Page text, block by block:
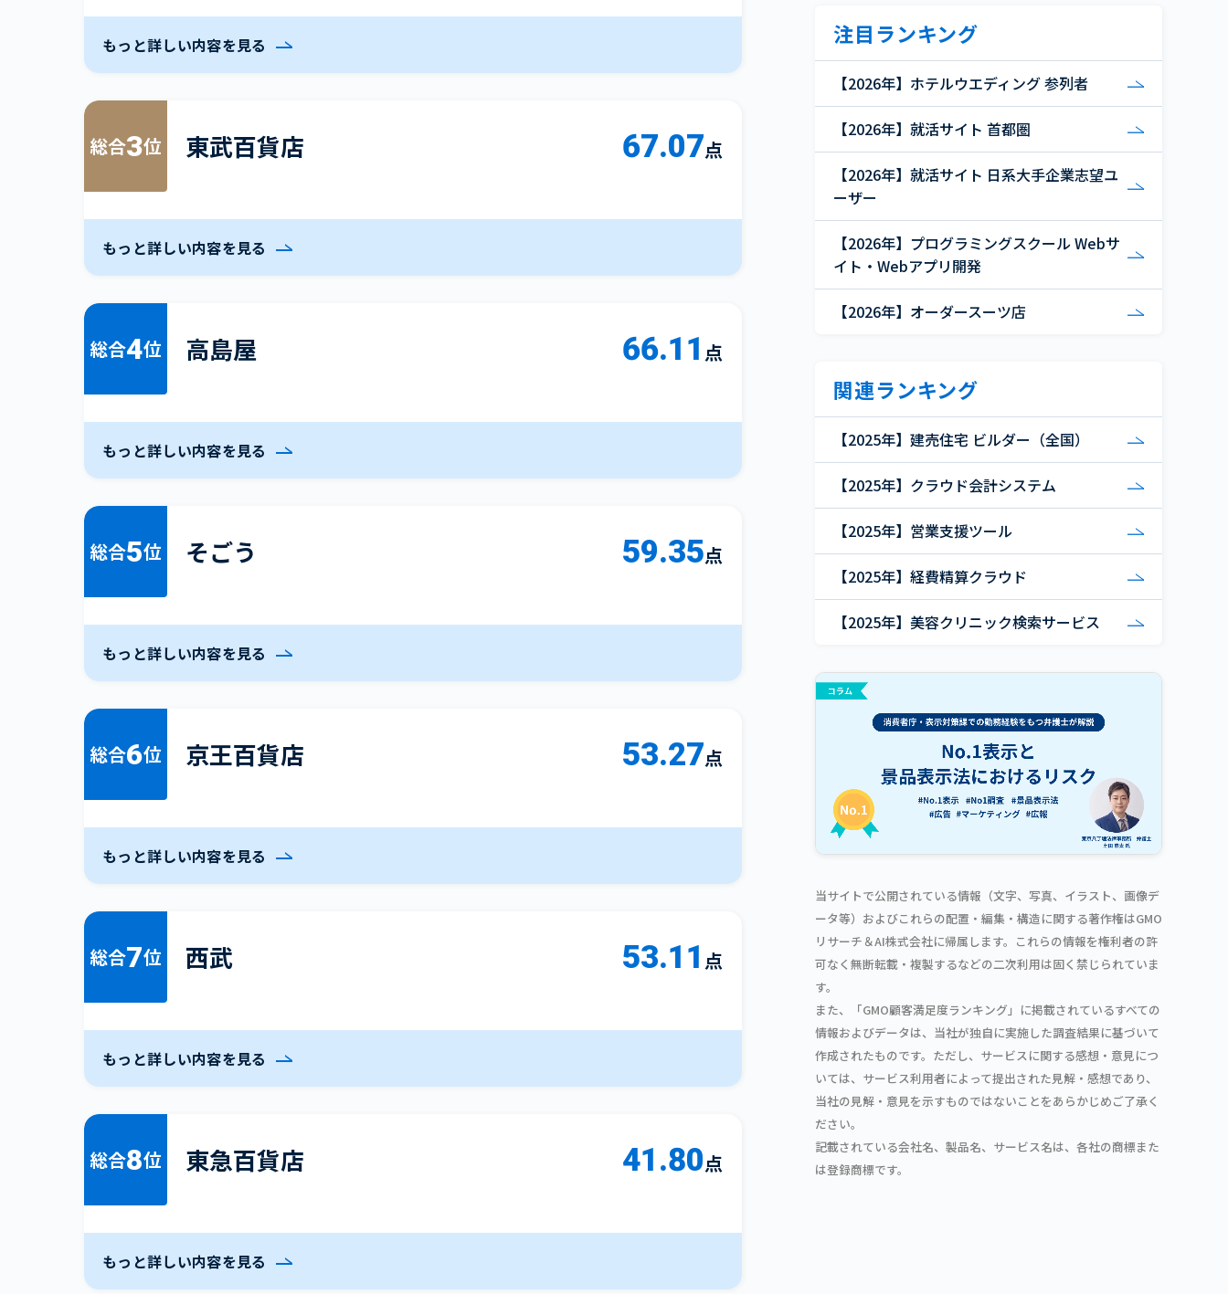
もっと詳しい内容を見る
総合3位 東武百貨店 67.07点
もっと詳しい内容を見る
総合4位 高島屋 66.11 点
もっと詳しい内容を見る
総合5位 そごう 59.35点
もっと詳しい内容を見る
総合6位 京王百貨店 53.27点
もっと詳しい内容を見る
総合7位 西武 53.11 点
もっと詳しい内容を見る
総合8位 東急百貨店 41.80点
もっと詳しい内容を見る
注目ランキング
【2026年】ホテルウエディング 参列者
【2026年】就活サイト 首都圏
【2026年】就活サイト 日系大手企業志望ユ
ーザー
【2026年】プログラミングスクール Webサ
イト・Webアプリ開発
【2026年】オーダースーツ店
関連ランキング
【2025年】建売住宅 ビルダー（全国）
【2025年】クラウド会計システム
【2025年】営業支援ツール
【2025年】経費精算クラウド
【2025年】美容クリニック検索サービス
当サイトで公開されている情報（文字、写真、イラスト、画像デ
ータ等）およびこれらの配置・編集・構造に関する著作権はGMO
リサーチ＆AI株式会社に帰属します。これらの情報を権利者の許
可なく無断転載・複製するなどの二次利用は固く禁じられていま
す。
また、「GMO顧客満足度ランキング」に掲載されているすべての
情報およびデータは、当社が独自に実施した調査結果に基づいて
作成されたものです。ただし、サービスに関する感想・意見につ
いては、サービス利用者によって提出された見解・感想であり、
当社の見解・意見を示すものではないことをあらかじめご了承く
ださい。
記載されている会社名、製品名、サービス名は、各社の商標また
は登録商標です。